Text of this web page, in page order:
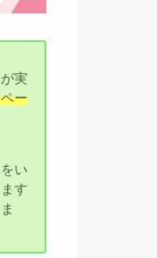
実
ー
い
す